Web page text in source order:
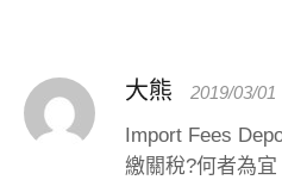
大熊 2019/03/01
Import Fees
繳關稅?何者為